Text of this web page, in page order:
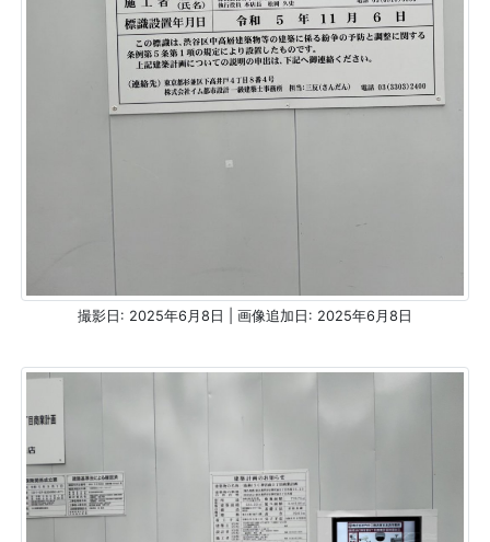
撮影日: 2025年6月8日 | 画像追加日: 2025年6月8日